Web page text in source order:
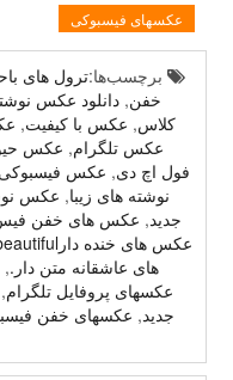
عکسهای فیسبوکی
برچسب‌ها:ترول های
خفن, دانلود عکس
کلاس , عکس با کیفیت,
عکس تلگرام, عکس
فول اچ دی, عکس فیسبوکی
نوشته های زیبا, عکس
جدید, عکس های خفن فیس
عکس های خنده دارposts love beautiful
های عاشقانه متن دار. ,
عکسهای پروفایل تلگرام,
جدید, عکسهای خفن